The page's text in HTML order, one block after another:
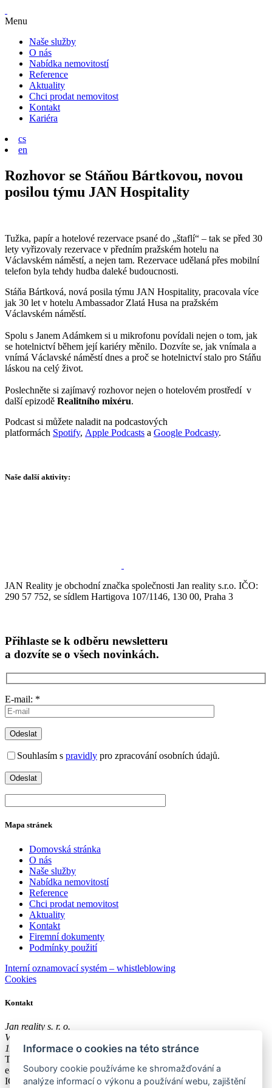
Menu
Naše služby
O nás
Nabídka nemovitostí
Reference
Aktuality
Chci prodat nemovitost
Kontakt
Kariéra
cs
en
Rozhovor se Stáňou Bártkovou, novou
posilou týmu JAN Hospitality
Tužka, papír a hotelové rezervace psané do „štaflí“ – tak se před 30
lety vyřizovaly rezervace v předním pražském hotelu na
Václavském náměstí, a nejen tam. Rezervace udělaná přes mobilní
telefon byla tehdy hudba daleké budoucnosti.
Stáňa Bártková, nová posila týmu JAN Hospitality, pracovala více
jak 30 let v hotelu Ambassador Zlatá Husa na pražském
Václavském náměstí.
Spolu s Janem Adámkem si u mikrofonu povídali nejen o tom, jak
se hotelnictví během její kariéry měnilo. Dozvíte se, jak vnímala a
vnímá Václavské náměstí dnes a proč se hotelnictví stalo pro Stáňu
láskou na celý život.
Poslechněte si zajímavý rozhovor nejen o hotelovém prostředí v
další epizodě Realitního mixéru.
Podcast si můžete naladit na podcastových
platformách Spotify, Apple Podcasts a Google Podcasty.
Naše další aktivity:
JAN Reality je obchodní značka společnosti Jan reality s.r.o. IČO:
290 57 752, se sídlem Hartigova 107/1146, 130 00, Praha 3
Přihlaste se k odběru newsletteru
a dozvíte se o všech novinkách.
E-mail: *
Souhlasím s pravidly pro zpracování osobních údajů.
Mapa stránek
Domovská stránka
O nás
Naše služby
Nabídka nemovitostí
Reference
Chci prodat nemovitost
Aktuality
Kontakt
Firemní dokumenty
Podmínky použití
Interní oznamovací systém – whistleblowing
Cookies
Kontakt
Jan reality s. r. o.
Václavské náměstí 43
11001, Praha 1
Tel.:
e-mail:poradna@jan-reality.com
IČO: 29057752
Informace o cookies na této stránce
Soubory cookie používáme ke shromažďování a
analýze informací o výkonu a používání webu, zajištění